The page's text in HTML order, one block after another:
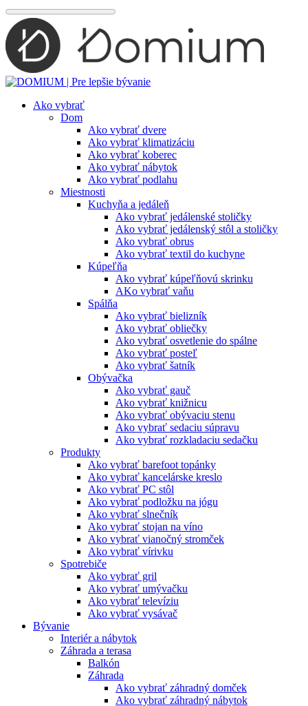
Preskočiť
na
obsah
Ako vybrať
Dom
Ako vybrať dvere
Ako vybrať klimatizáciu
Ako vybrať koberec
Ako vybrať nábytok
Ako vybrať podlahu
Miestnosti
Kuchyňa a jedáleň
Ako vybrať jedálenské stoličky
Ako vybrať jedálenský stôl a stoličky
Ako vybrať obrus
Ako vybrať textil do kuchyne
Kúpeľňa
Ako vybrať kúpeľňovú skrinku
AKo vybrať vaňu
Spálňa
Ako vybrať bielizník
Ako vybrať obliečky
Ako vybrať osvetlenie do spálne
Ako vybrať posteľ
Ako vybrať šatník
Obývačka
Ako vybrať gauč
Ako vybrať knižnicu
Ako vybrať obývaciu stenu
Ako vybrať sedaciu súpravu
Ako vybrať rozkladaciu sedačku
Produkty
Ako vybrať barefoot topánky
Ako vybrať kancelárske kreslo
Ako vybrať PC stôl
Ako vybrať podložku na jógu
Ako vybrať slnečník
Ako vybrať stojan na víno
Ako vybrať vianočný stromček
Ako vybrať vírivku
Spotrebiče
Ako vybrať gril
Ako vybrať umývačku
Ako vybrať televíziu
Ako vybrať vysávač
Bývanie
Interiér a nábytok
Záhrada a terasa
Balkón
Záhrada
Ako vybrať záhradný domček
Ako vybrať záhradný nábytok